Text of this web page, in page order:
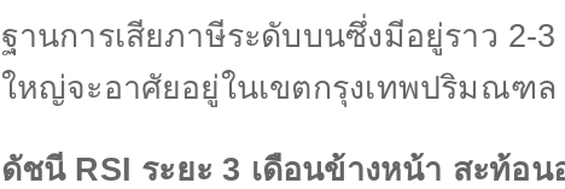
ฐานการเสียภาษีระดับบนซึ่งมีอยู่ราว 2-3
ใหญ่จะอาศัยอยู่ในเขตกรุงเทพปริมณฑล
ดัชนีRSI ระยะ3 เดือนข้างหน้า สะท้อน